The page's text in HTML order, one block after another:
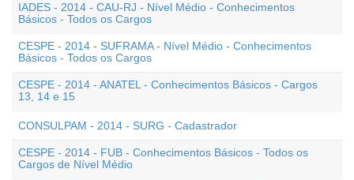
IADES - 2014 - CAU-RJ - Nível Médio - Conhecimentos
Básicos - Todos os Cargos
CESPE - 2014 - SUFRAMA - Nível Médio - Conhecimentos
Básicos - Todos os Cargos
CESPE - 2014 - ANATEL - Conhecimentos Básicos - Cargos
13, 14 e 15
CONSULPAM - 2014 - SURG - Cadastrador
CESPE - 2014 - FUB - Conhecimentos Básicos - Todos os
Cargos de Nível Médio